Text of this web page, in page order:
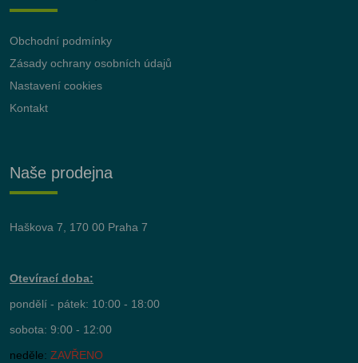
Obchodní podmínky
Zásady ochrany osobních údajů
Nastavení cookies
Kontakt
Naše prodejna
Haškova 7, 170 00 Praha 7
Otevírací doba:
pondělí - pátek: 10:00 - 18:00
sobota: 9:00 - 12:00
neděle: ZAVŘENO